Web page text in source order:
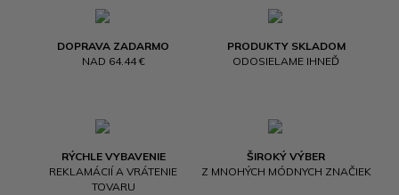
DOPRAVA ZADARMO
NAD 64.44 €
PRODUKTY SKLADOM
ODOSIELAME IHNEĎ
RÝCHLE VYBAVENIE
REKLAMÁCIÍ A VRÁTENIE
TOVARU
ŠIROKÝ VÝBER
Z MNOHÝCH MÓDNYCH ZNAČIEK